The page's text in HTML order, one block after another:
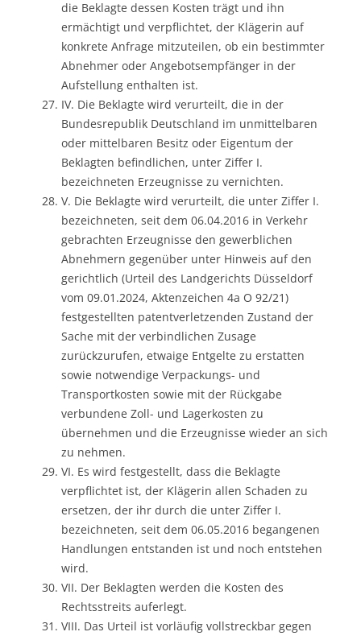
die Beklagte dessen Kosten trägt und ihn
ermächtigt und verpflichtet, der Klägerin auf
konkrete Anfrage mitzuteilen, ob ein bestimmter
Abnehmer oder Angebotsempfänger in der
Aufstellung enthalten ist.
IV. Die Beklagte wird verurteilt, die in der
Bundesrepublik Deutschland im unmittelbaren
oder mittelbaren Besitz oder Eigentum der
Beklagten befindlichen, unter Ziffer I.
bezeichneten Erzeugnisse zu vernichten.
V. Die Beklagte wird verurteilt, die unter Ziffer I.
bezeichneten, seit dem 06.04.2016 in Verkehr
gebrachten Erzeugnisse den gewerblichen
Abnehmern gegenüber unter Hinweis auf den
gerichtlich (Urteil des Landgerichts Düsseldorf
vom 09.01.2024, Aktenzeichen 4a O 92/21)
festgestellten patentverletzenden Zustand der
Sache mit der verbindlichen Zusage
zurückzurufen, etwaige Entgelte zu erstatten
sowie notwendige Verpackungs- und
Transportkosten sowie mit der Rückgabe
verbundene Zoll- und Lagerkosten zu
übernehmen und die Erzeugnisse wieder an sich
zu nehmen.
VI. Es wird festgestellt, dass die Beklagte
verpflichtet ist, der Klägerin allen Schaden zu
ersetzen, der ihr durch die unter Ziffer I.
bezeichneten, seit dem 06.05.2016 begangenen
Handlungen entstanden ist und noch entstehen
wird.
VII. Der Beklagten werden die Kosten des
Rechtsstreits auferlegt.
VIII. Das Urteil ist vorläufig vollstreckbar gegen